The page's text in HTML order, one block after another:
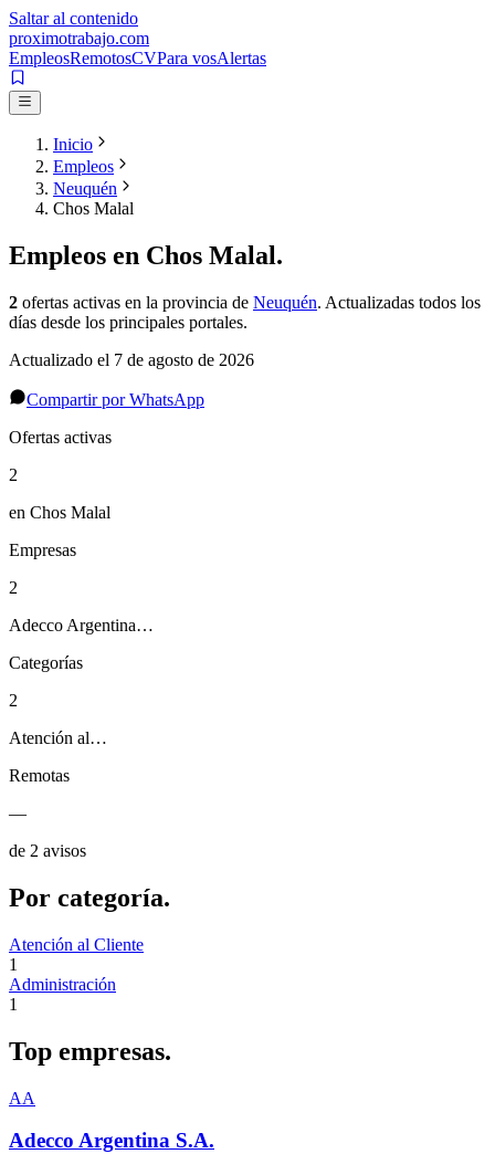
Saltar al contenido
proximotrabajo.com
EmpleosRemotosCVPara vosAlertas
Inicio
Empleos
Neuquén
Chos Malal
Empleos en Chos Malal.
2 ofertas activas en la provincia de Neuquén. Actualizadas todos los
días desde los principales portales.
Actualizado el 7 de agosto de 2026
Compartir por WhatsApp
Ofertas activas
2
en Chos Malal
Empresas
2
Adecco Argentina…
Categorías
2
Atención al…
Remotas
—
de 2 avisos
Por categoría.
Atención al Cliente
1
Administración
1
Top empresas.
AA
Adecco Argentina S.A.